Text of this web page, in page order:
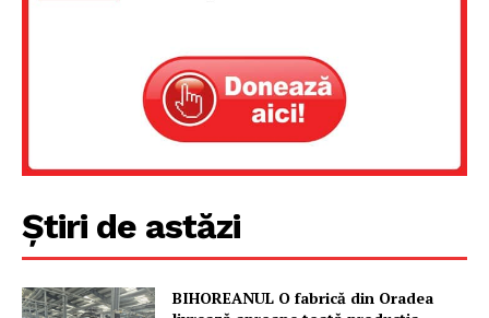
Știri de astăzi
BIHOREANUL O fabrică din Oradea